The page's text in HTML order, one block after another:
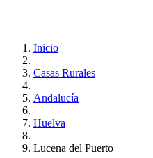
Inicio
Casas Rurales
Andalucía
Huelva
Lucena del Puerto